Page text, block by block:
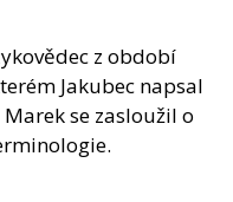
z období
Jakubec napsal
se zasloužil o